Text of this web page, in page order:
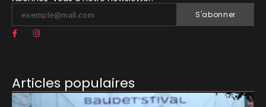
S'abonner
Articles populaires